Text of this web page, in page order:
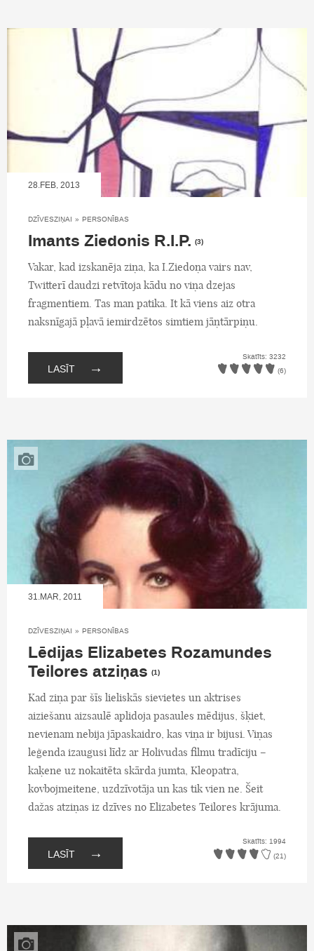
28.FEB, 2013
DZĪVESZIŅAI » PERSONĪBAS
Imants Ziedonis R.I.P. (3)
Vakar, kad izskanēja ziņa, ka I.Ziedoņa vairs nav,
Twitterī daudzi retvītoja kādu no viņa dzejas
fragmentiem. Tas man patika. It kā viens aiz otra
naksnīgajā pļavā iemirdzētos simtiem jāņtārpiņu.
LASĪT →
Skatīts: 3232
(6)
31.MAR, 2011
DZĪVESZIŅAI » PERSONĪBAS
Lēdijas Elizabetes Rozamundes
Teilores atziņas (1)
Kad ziņa par šīs lieliskās sievietes un aktrises
aiziešanu aizsaulē aplidoja pasaules mēdijus, šķiet,
nevienam nebija jāpaskaidro, kas viņa ir bijusi. Viņas
leģenda izaugusi līdz ar Holivudas filmu tradīciju –
kaķene uz nokaitēta skārda jumta, Kleopatra,
kovbojmeitene, uzdzīvotāja un kas tik vien ne. Šeit
dažas atziņas iz dzīves no Elizabetes Teilores krājuma.
LASĪT →
Skatīts: 1994
(21)